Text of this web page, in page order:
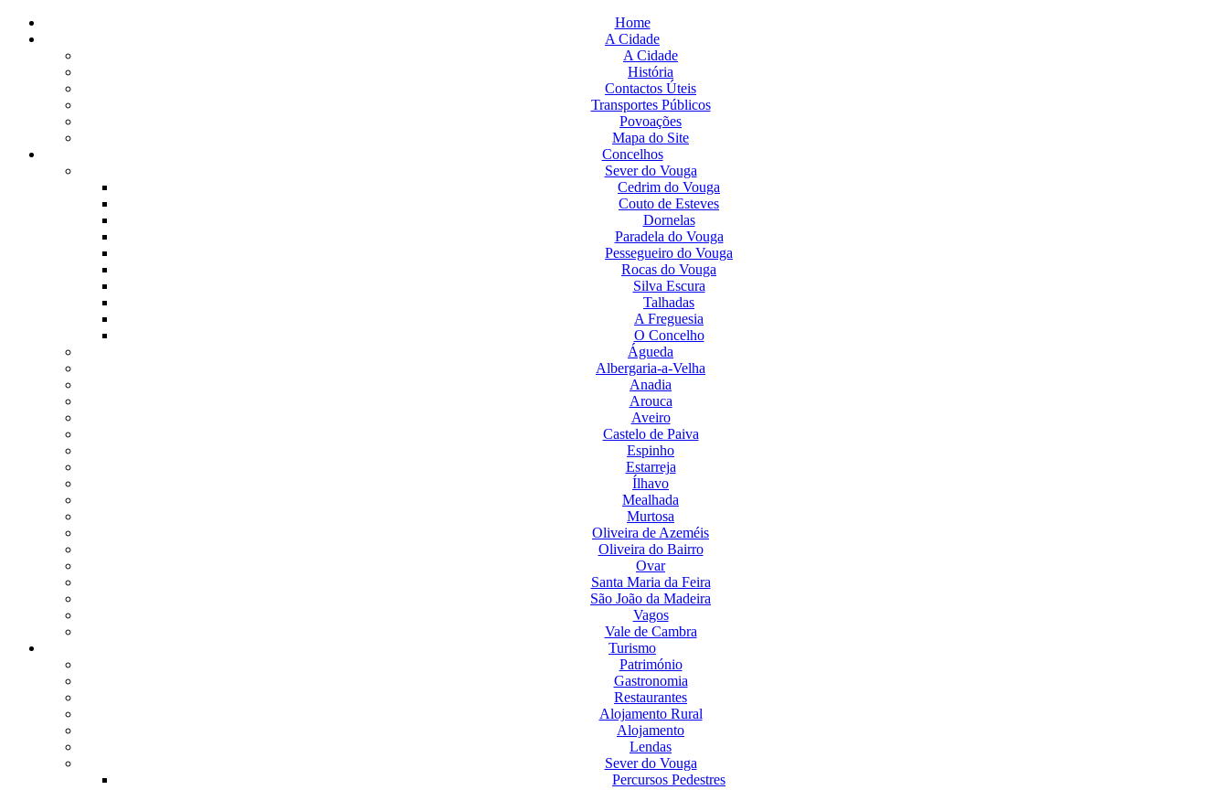
Home
A Cidade
A Cidade
História
Contactos Úteis
Transportes Públicos
Povoações
Mapa do Site
Concelhos
Sever do Vouga
Cedrim do Vouga
Couto de Esteves
Dornelas
Paradela do Vouga
Pessegueiro do Vouga
Rocas do Vouga
Silva Escura
Talhadas
A Freguesia
O Concelho
Águeda
Albergaria-a-Velha
Anadia
Arouca
Aveiro
Castelo de Paiva
Espinho
Estarreja
Ílhavo
Mealhada
Murtosa
Oliveira de Azeméis
Oliveira do Bairro
Ovar
Santa Maria da Feira
São João da Madeira
Vagos
Vale de Cambra
Turismo
Património
Gastronomia
Restaurantes
Alojamento Rural
Alojamento
Lendas
Sever do Vouga
Percursos Pedestres